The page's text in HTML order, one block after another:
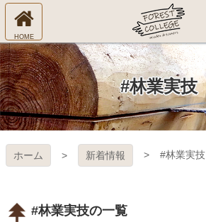
コ
テ
ン
ツ
本
文
へ
ス
プ
#林業実技
ホーム 新着情報 #林業実技
#林業実技の一覧
㈱Ｆ
ＯＲ
ＥＳ
Ｔ Ｃ
ホ
ー
ム
へ